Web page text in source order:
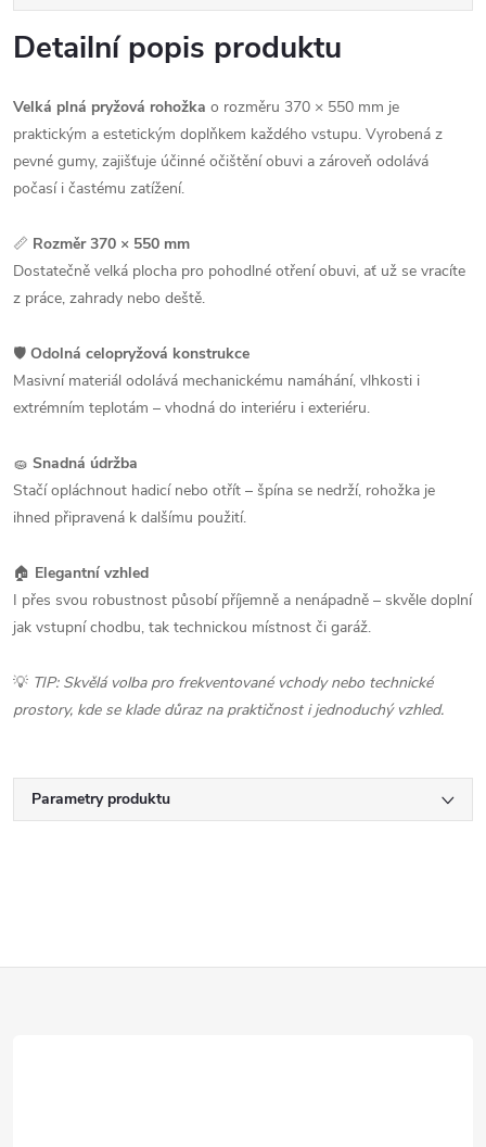
Detailní popis produktu
Velká plná pryžová rohožka o rozměru 370 × 550 mm je
praktickým a estetickým doplňkem každého vstupu. Vyrobená z
pevné gumy, zajišťuje účinné očištění obuvi a zároveň odolává
počasí i častému zatížení.
📏 Rozměr 370 × 550 mm
Dostatečně velká plocha pro pohodlné otření obuvi, ať už se vracíte
z práce, zahrady nebo deště.
🛡️ Odolná celopryžová konstrukce
Masivní materiál odolává mechanickému namáhání, vlhkosti i
extrémním teplotám – vhodná do interiéru i exteriéru.
🧽 Snadná údržba
Stačí opláchnout hadicí nebo otřít – špína se nedrží, rohožka je
ihned připravená k dalšímu použití.
🏠 Elegantní vzhled
I přes svou robustnost působí příjemně a nenápadně – skvěle doplní
jak vstupní chodbu, tak technickou místnost či garáž.
💡 TIP: Skvělá volba pro frekventované vchody nebo technické
prostory, kde se klade důraz na praktičnost i jednoduchý vzhled.
Parametry produktu